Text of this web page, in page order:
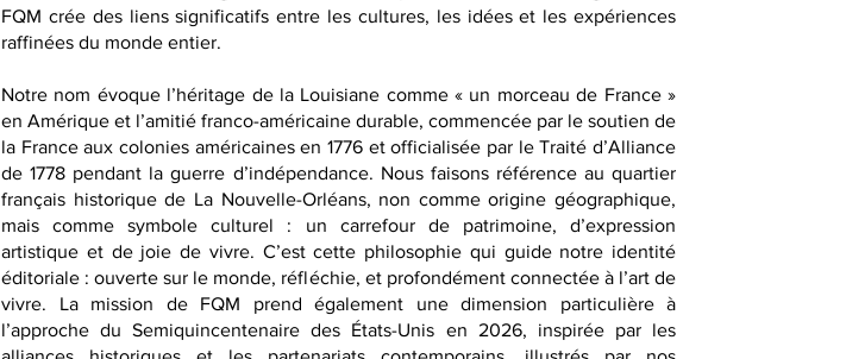
FQM crée des liens significatifs entre les cultures, les idées et les expériences
raffinées du monde entier.
Notre nom évoque l’héritage de la Louisiane comme « un morceau de France »
en Amérique et l’amitié franco-américaine durable, commencée par le soutien de
la France aux colonies américaines en 1776 et officialisée par le Traité d’Alliance
de 1778 pendant la guerre d’indépendance. Nous faisons référence au quartier
français historique de La Nouvelle-Orléans, non comme origine géographique,
mais comme symbole culturel : un carrefour de patrimoine, d’expression
artistique et de joie de vivre. C’est cette philosophie qui guide notre identité
éditoriale : ouverte sur le monde, réfléchie, et profondément connectée à l’art de
vivre. La mission de FQM prend également une dimension particulière à
l’approche du Semiquincentenaire des États-Unis en 2026, inspirée par les